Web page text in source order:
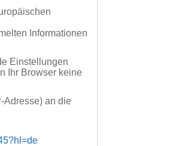
Informationen
Einstellungen
Ihr Browser keine
Adresse) an die